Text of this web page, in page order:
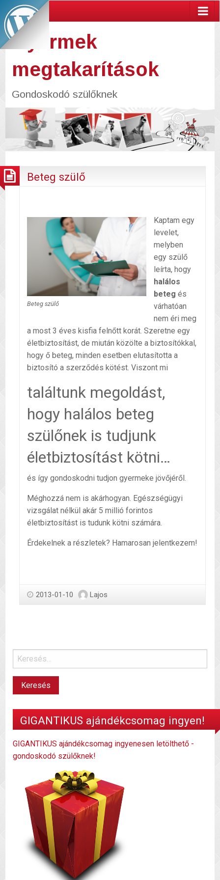
Gyermek
megtakarítások
Gondoskodó szülőknek
Beteg szülő
Beteg szülő
Kaptam egy
levelet,
melyben
egy szülő
leírta, hogy
halálos
beteg és
várhatóan
nem éri meg
a most 3 éves kisfia felnőtt korát. Szeretne egy
életbiztosítást, de miután közölte a biztosítókkal,
hogy ő beteg, minden esetben elutasította a
biztosító a szerződés kötést. Viszont mi
találtunk megoldást,
hogy halálos beteg
szülőnek is tudjunk
életbiztosítást kötni…
és így gondoskodni tudjon gyermeke jövőjéről.
Méghozzá nem is akárhogyan. Egészségügyi
vizsgálat nélkül akár 5 millió forintos
életbiztosítást is tudunk kötni számára.
Érdekelnek a részletek? Hamarosan jelentkezem!
2013-01-10 Lajos
GIGANTIKUS ajándékcsomag ingyen!
GIGANTIKUS ajándékcsomag ingyenesen letölthető -
gondoskodó szülőknek!